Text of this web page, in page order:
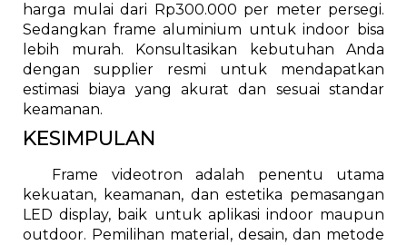
harga mulai dari Rp300.000 per meter persegi.
Sedangkan frame aluminium untuk indoor bisa
lebih murah. Konsultasikan kebutuhan Anda
dengan supplier resmi untuk mendapatkan
estimasi biaya yang akurat dan sesuai standar
keamanan.
KESIMPULAN
Frame videotron adalah penentu utama
kekuatan, keamanan, dan estetika pemasangan
LED display, baik untuk aplikasi indoor maupun
outdoor. Pemilihan material, desain, dan metode